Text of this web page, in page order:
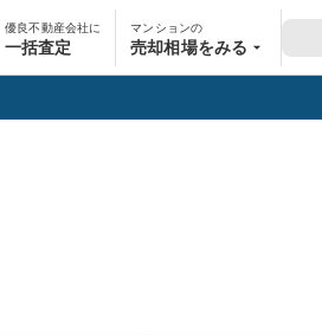
優良不動産会社に
一括査定
マンションの
売却相場をみる